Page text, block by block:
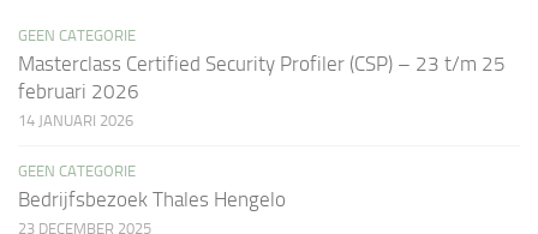
GEEN CATEGORIE
Masterclass Certified Security Profiler (CSP) – 23 t/m 25
februari 2026
14 JANUARI 2026
GEEN CATEGORIE
Bedrijfsbezoek Thales Hengelo
23 DECEMBER 2025